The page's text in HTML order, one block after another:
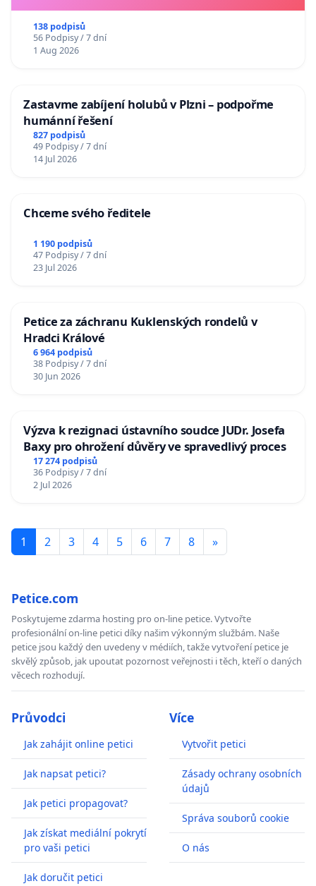
138 podpisů
56 Podpisy / 7 dní
1 Aug 2026
Zastavme zabíjení holubů v Plzni – podpořme
humánní řešení
827 podpisů
49 Podpisy / 7 dní
14 Jul 2026
Chceme svého ředitele
1 190 podpisů
47 Podpisy / 7 dní
23 Jul 2026
Petice za záchranu Kuklenských rondelů v
Hradci Králové
6 964 podpisů
38 Podpisy / 7 dní
30 Jun 2026
Výzva k rezignaci ústavního soudce JUDr. Josefa
Baxy pro ohrožení důvěry ve spravedlivý proces
17 274 podpisů
36 Podpisy / 7 dní
2 Jul 2026
1 2 3 4 5 6 7 8 »
Petice.com
Poskytujeme zdarma hosting pro on-line petice. Vytvořte
profesionální on-line petici díky našim výkonným službám. Naše
petice jsou každý den uvedeny v médiích, takže vytvoření petice je
skvělý způsob, jak upoutat pozornost veřejnosti i těch, kteří o daných
věcech rozhodují.
Průvodci
Jak zahájit online petici
Jak napsat petici?
Jak petici propagovat?
Jak získat mediální pokrytí
pro vaši petici
Jak doručit petici
Více
Vytvořit petici
Zásady ochrany osobních
údajů
Správa souborů cookie
O nás